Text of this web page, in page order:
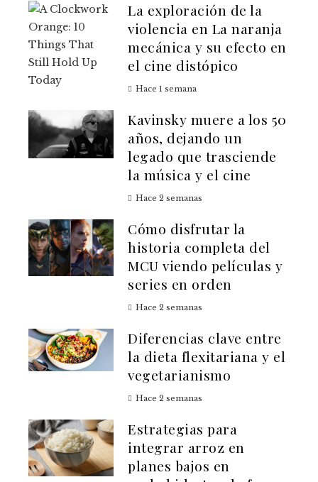
La exploración de la
violencia en La naranja
mecánica y su efecto en
el cine distópico
Hace 1 semana
Kavinsky muere a los 50
años, dejando un
legado que trasciende
la música y el cine
Hace 2 semanas
Cómo disfrutar la
historia completa del
MCU viendo películas y
series en orden
Hace 2 semanas
Diferencias clave entre
la dieta flexitariana y el
vegetarianismo
Hace 2 semanas
Estrategias para
integrar arroz en
planes bajos en